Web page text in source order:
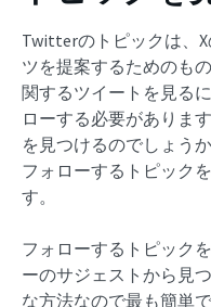
Twitterのトピックは、
ツを提案するためのも
関するツイートを見る
ローする必要がありま
を見つけるのでしょう
フォローするトピック
す。
フォローするトピック
ーのサジェストから見
な方法なので最も簡単